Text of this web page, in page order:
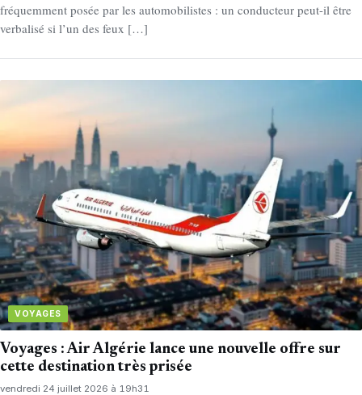
fréquemment posée par les automobilistes : un conducteur peut-il être
verbalisé si l’un des feux […]
VOYAGES
Voyages : Air Algérie lance une nouvelle offre sur
cette destination très prisée
vendredi 24 juillet 2026 à 19h31